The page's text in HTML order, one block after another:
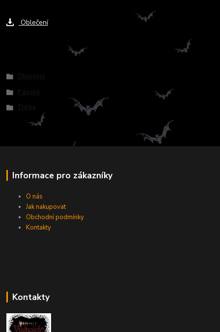
Oblečení
Zboží zařazeno v kategoriích
Informace pro zákazníky
O nás
Jak nakupovat
Obchodní podmínky
Kontakty
Kontakty